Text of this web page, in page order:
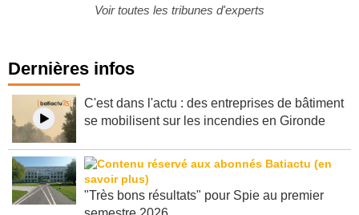
Dernières infos
C'est dans l'actu : des entreprises de bâtiment
"Très bons résultats" pour Spie au premier